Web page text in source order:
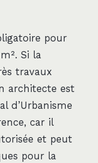
pour
Si la
travaux
architecte est
d’Urbanisme
car il
et peut
pour la